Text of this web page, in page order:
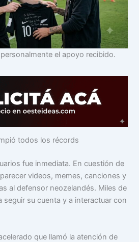
el apoyo recibido.
todos los récords
fue inmediata. En cuestión de
videos, memes, canciones y
al defensor neozelandés. Miles de
seguir su cuenta y a interactuar con
que llamó la atención de